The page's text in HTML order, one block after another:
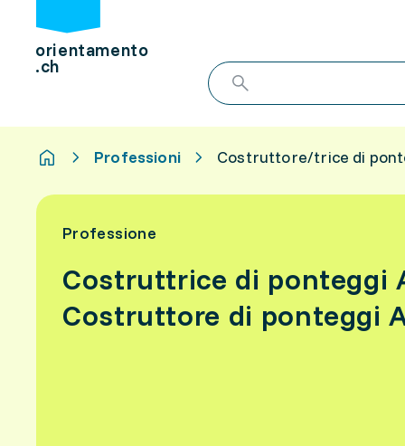
orientamento
.ch
Professioni Costruttore/trice di
Professione
Costruttrice di ponteggi
Costruttore di ponteggi